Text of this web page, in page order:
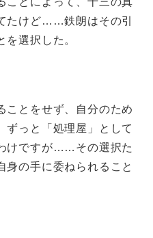
たけど……鉄朗はその引
を選択した。
ことをせず、自分のため
ずっと「処理屋」として
けですが……その選択た
身の手に委ねられること